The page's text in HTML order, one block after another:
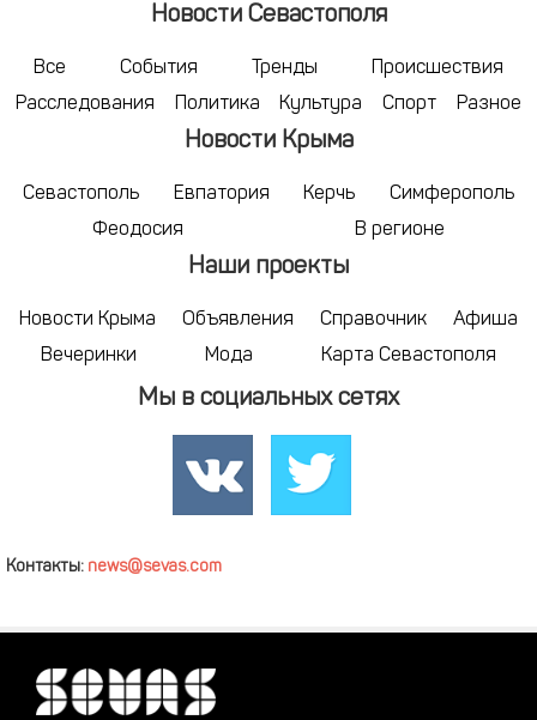
Новости Севастополя
Все События Тренды
Происшествия
Расследования
Политика Культура Спорт Разное
Новости Крыма
Севастополь Евпатория Керчь
Симферополь
Феодосия
В регионе
Наши проекты
Новости Крыма Объявления Справочник
Афиша
Вечеринки
Мода Карта Севастополя
Мы в социальных сетях
Контакты: news@sevas.com